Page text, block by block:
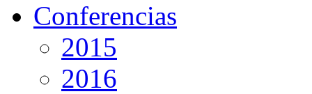
Conferencias
2015
2016